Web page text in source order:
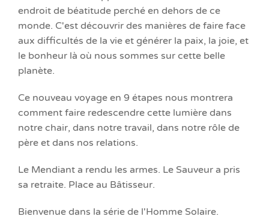
endroit de béatitude perché en dehors de ce
monde. C'est découvrir des manières de faire face
aux difficultés de la vie et générer la paix, la joie, et
le bonheur là où nous sommes sur cette belle
planète.
Ce nouveau voyage en 9 étapes nous montrera
comment faire redescendre cette lumière dans
notre chair, dans notre travail, dans notre rôle de
père et dans nos relations.
Le Mendiant a rendu les armes. Le Sauveur a pris
sa retraite. Place au Bâtisseur.
Bienvenue dans la série de l'Homme Solaire.